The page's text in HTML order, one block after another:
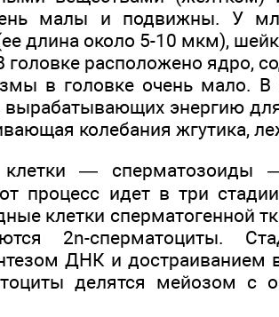
малы и подвижны. У
длина около 5-10 мкм),
расположено ядро,
в головке очень мало. В
вырабатывающих энергию
колебания жгутика,
— сперматозоиды
процесс идет в три
клетки сперматогенной
2n-сперматоциты.
ДНК и достраиванием
делятся мейозом с